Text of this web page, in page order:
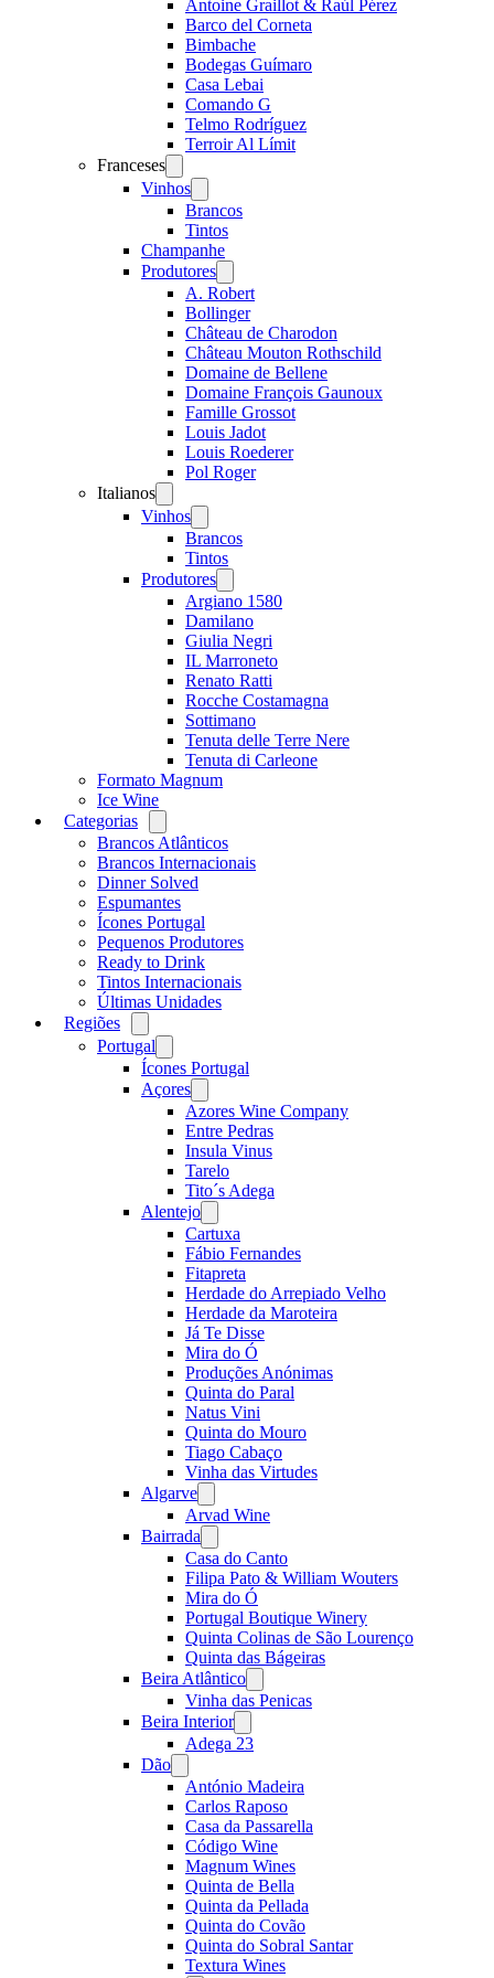
Antoine Graillot & Raúl Pérez
Barco del Corneta
Bimbache
Bodegas Guímaro
Casa Lebai
Comando G
Telmo Rodríguez
Terroir Al Límit
Franceses
menu
Vinhos
menu
Brancos
Tintos
Champanhe
Produtores
menu
A. Robert
Bollinger
Château de Charodon
Château Mouton Rothschild
Domaine de Bellene
Domaine François Gaunoux
Famille Grossot
Louis Jadot
Louis Roederer
Pol Roger
Italianos
menu
Vinhos
menu
Brancos
Tintos
Produtores
menu
Argiano 1580
Damilano
Giulia Negri
IL Marroneto
Renato Ratti
Rocche Costamagna
Sottimano
Tenuta delle Terre Nere
Tenuta di Carleone
Formato Magnum
Ice Wine
Categorias
menu
Brancos Atlânticos
Brancos Internacionais
Dinner Solved
Espumantes
Ícones Portugal
Pequenos Produtores
Ready to Drink
Tintos Internacionais
Últimas Unidades
Regiões
menu
Portugal
menu
Ícones Portugal
Açores
menu
Azores Wine Company
Entre Pedras
Insula Vinus
Tarelo
Tito´s Adega
Alentejo
menu
Cartuxa
Fábio Fernandes
Fitapreta
Herdade do Arrepiado Velho
Herdade da Maroteira
Já Te Disse
Mira do Ó
Produções Anónimas
Quinta do Paral
Natus Vini
Quinta do Mouro
Tiago Cabaço
Vinha das Virtudes
Algarve
menu
Arvad Wine
Bairrada
menu
Casa do Canto
Filipa Pato & William Wouters
Mira do Ó
Portugal Boutique Winery
Quinta Colinas de São Lourenço
Quinta das Bágeiras
Beira Atlântico
menu
Vinha das Penicas
Beira Interior
menu
Adega 23
Dão
menu
António Madeira
Carlos Raposo
Casa da Passarella
Código Wine
Magnum Wines
Quinta de Bella
Quinta da Pellada
Quinta do Covão
Quinta do Sobral Santar
Textura Wines